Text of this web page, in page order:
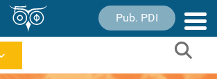
Pub. PDI